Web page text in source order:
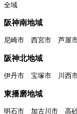
全域
阪神南地域
尼崎市 西宮市 芦屋
阪神北地域
伊丹市 宝塚市 川西
東播磨地域
明石市 加古川市 高